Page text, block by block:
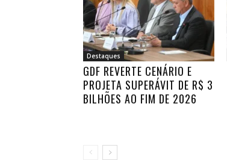
Destaques
GDF REVERTE CENÁRIO E
PROJETA SUPERÁVIT DE R$ 3
BILHÕES AO FIM DE 2026